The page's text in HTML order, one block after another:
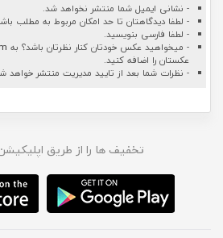
- نشانی ایمیل شما منتشر نخواهد شد.
- لطفا دیدگاهتان تا حد امکان مربوط به مطلب
- لطفا فارسی بنویسید.
- میخواهید عکس خودتان کنار نظرتان باشد؟ به
عکستان را اضافه کنید.
- نظرات شما بعد از تایید مدیریت منتشر خواهد
تخفیف ها را از طریق